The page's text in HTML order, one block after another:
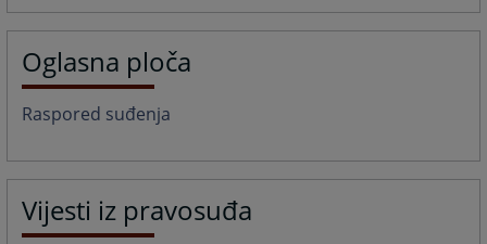
Oglasna ploča
Raspored suđenja
Vijesti iz pravosuđa